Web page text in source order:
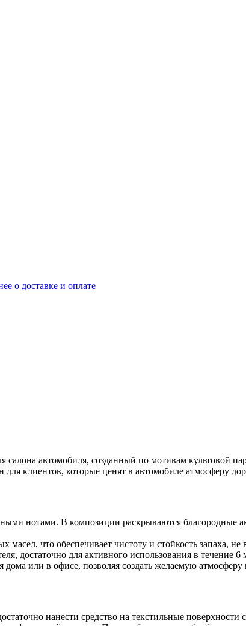
о доставке и оплате
автомобиля, созданный по мотивам культовой
клиентов, которые ценят в автомобиле атмосферу
нотами. В композиции раскрываются благородные
что обеспечивает чистоту и стойкость запаха, не
достаточно для активного использования в течение 6
или в офисе, позволяя создать желаемую
нанести средство на текстильные поверхности